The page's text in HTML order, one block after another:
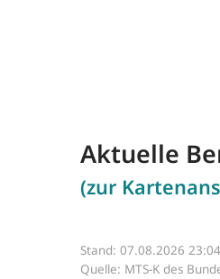
Aktuelle
(zur
Stand: 07.08.2026
Quelle: MTS-K des